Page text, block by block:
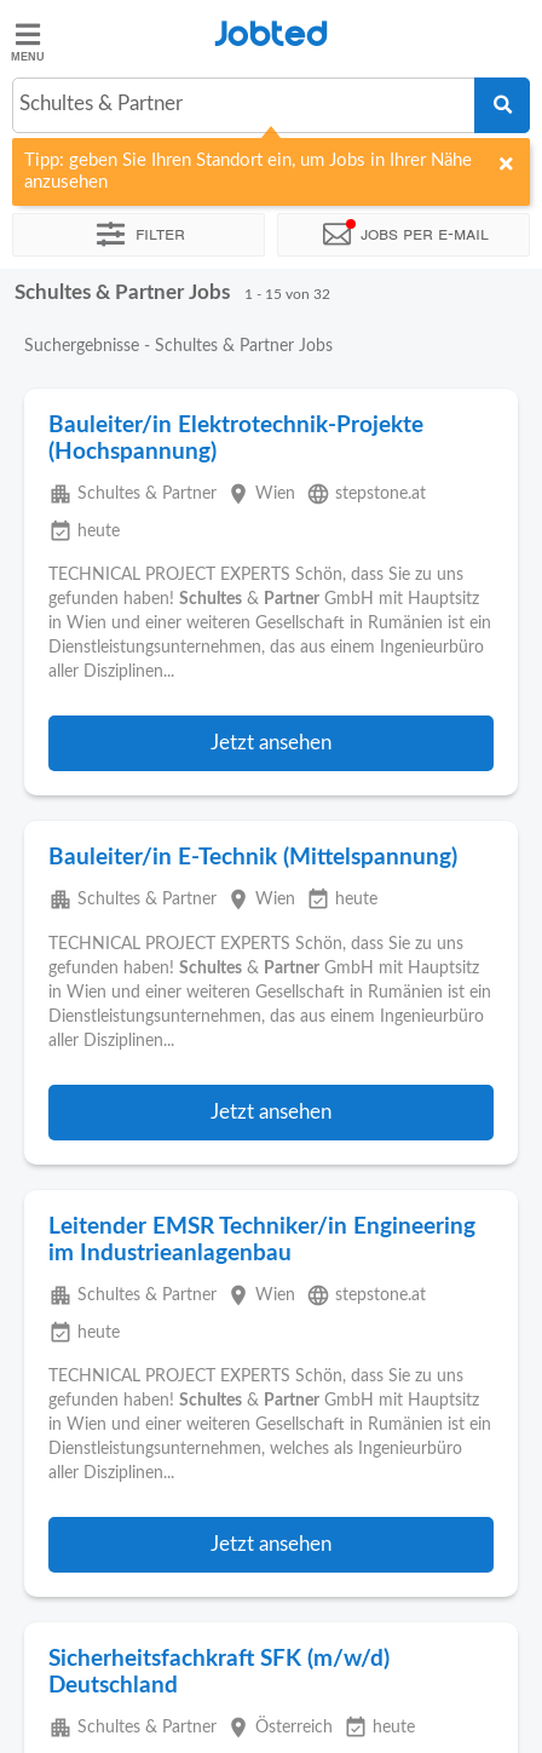
Jobted
Jobs
Gehalt
Jobted
Schultes & Partner
Tipp: geben Sie Ihren Standort ein, um Jobs in Ihrer Nähe
anzusehen
Filter Jobs per e-mail
Sortieren nach Unternehmen Zeitintensität
Schultes & Partner Jobs 1 - 15 von 32
Suchergebnisse - Schultes & Partner Jobs
Bauleiter/in Elektrotechnik-Projekte
(Hochspannung)
apartment Schultes & Partner place Wien language stepstone.at
event_available heute
TECHNICAL PROJECT EXPERTS Schön, dass Sie zu uns
gefunden haben! Schultes & Partner GmbH mit Hauptsitz
in Wien und einer weiteren Gesellschaft in Rumänien ist ein
Dienstleistungsunternehmen, das aus einem Ingenieurbüro
aller Disziplinen...
Jetzt ansehen
Bauleiter/in E-Technik (Mittelspannung)
apartment Schultes & Partner place Wien event_available heute
TECHNICAL PROJECT EXPERTS Schön, dass Sie zu uns
gefunden haben! Schultes & Partner GmbH mit Hauptsitz
in Wien und einer weiteren Gesellschaft in Rumänien ist ein
Dienstleistungsunternehmen, das aus einem Ingenieurbüro
aller Disziplinen...
Jetzt ansehen
Leitender EMSR Techniker/in Engineering
im Industrieanlagenbau
apartment Schultes & Partner place Wien language stepstone.at
event_available heute
TECHNICAL PROJECT EXPERTS Schön, dass Sie zu uns
gefunden haben! Schultes & Partner GmbH mit Hauptsitz
in Wien und einer weiteren Gesellschaft in Rumänien ist ein
Dienstleistungsunternehmen, welches als Ingenieurbüro
aller Disziplinen...
Jetzt ansehen
Sicherheitsfachkraft SFK (m/w/d)
Deutschland
apartment Schultes & Partner place Österreich event_available heute